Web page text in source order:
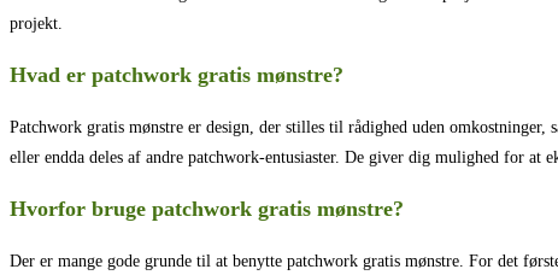
projekt.
Hvad er patchwork gratis mønstre?
Patchwork gratis mønstre er design, der stilles til rådighed uden
eller endda deles af andre patchwork-entusiaster. De giver dig mulighed for at
Hvorfor bruge patchwork gratis mønstre?
Der er mange gode grunde til at benytte patchwork gratis mønstre. For det